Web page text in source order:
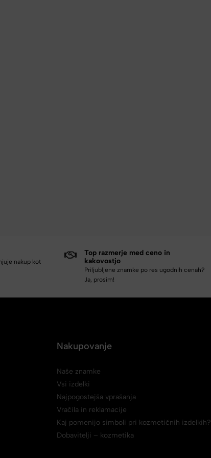
nakup kot
Top razmerje med ceno in
kakovostjo
Priljubljene znamke po res ugodnih cenah?
Ja, prosim!
Nakupovanje
Naše znamke
Vsi izdelki
Najpogostejša vprašanja
Vračila in reklamacije
Kaj pomenijo simboli pri kozmetičnih izdelkih?
Dobavitelji – kozmetika